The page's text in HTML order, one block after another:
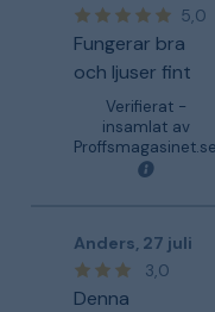
5,0
Fungerar bra
och ljuser fint
Verifierat -
insamlat av
Proffsmagasinet.se
Anders 27 juli
3,0
Denna